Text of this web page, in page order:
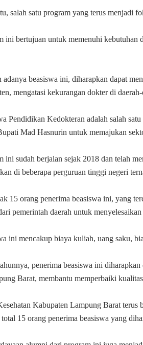
salah satu program yang terus menjadi
ini bertujuan untuk memenuhi
adanya beasiswa ini, diharapkan dapat
mengatasi kekurangan dokter di
Pendidikan Kedokteran adalah salah
Mad Hasnurin untuk memajukan
ini sudah berjalan sejak 2018 dan telah
di beberapa perguruan tinggi negeri
15 orang penerima beasiswa ini, yang
pemerintah daerah untuk
ini mencakup biaya kuliah, uang saku,
penerima beasiswa ini
Barat, membantu memperbaiki
Kabupaten Lampung Barat terus
total 15 orang penerima beasiswa yang